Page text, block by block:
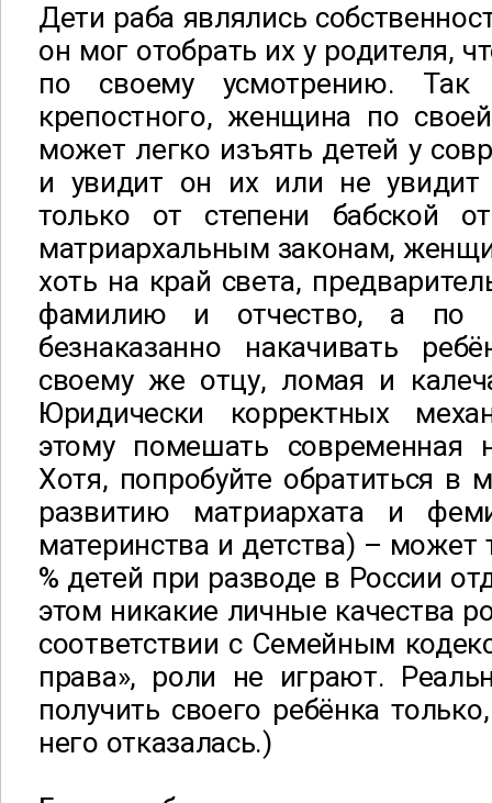
Дети раба являлись
он мог отобрать их у родителя,
по своему усмотрению.
крепостного, женщина по
может легко изъять детей у
и увидит он их или не
только от степени бабской
матриархальным законам,
хоть на край света,
фамилию и отчество, а по
безнаказанно накачивать
своему же отцу, ломая и
Юридически корректных
этому помешать современная
Хотя, попробуйте обратиться в
развитию матриархата и
материнства и детства) – может
% детей при разводе в России
этом никакие личные качества
соответствии с Семейным
права», роли не играют.
получить своего ребёнка
него отказалась.)